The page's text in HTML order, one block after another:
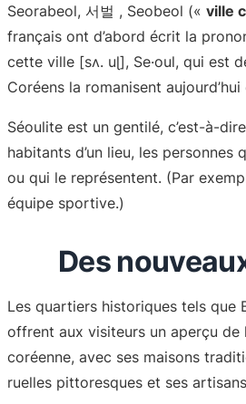
Seorabeol, 서벌 , Seobeol (« ville
français ont d’abord écrit la
cette ville [sʌ. uɭ], Se·oul, qui est
Coréens la romanisent aujourd’hui
Séoulite est un gentilé, c’est-à-
habitants d’un lieu, les personnes
ou qui le représentent. (Par
équipe sportive.)
Des
Les quartiers historiques tels que
offrent aux visiteurs un aperçu
coréenne, avec ses maisons
ruelles pittoresques et ses